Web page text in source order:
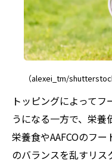
（alexei_tm/
トッピングによって
うになる一方で、栄
栄養食やAAFCOのフ
のバランスを乱すリス